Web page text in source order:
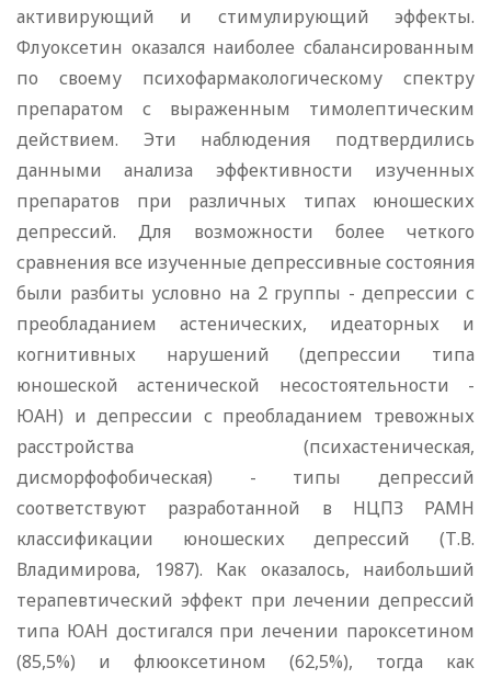
активирующий и стимулирующий эффекты.
Флуоксетин оказался наиболее сбалансированным
по своему психофармакологическому спектру
препаратом с выраженным тимолептическим
действием. Эти наблюдения подтвердились
данными анализа эффективности изученных
препаратов при различных типах юношеских
депрессий. Для возможности более четкого
сравнения все изученные депрессивные состояния
были разбиты условно на 2 группы - депрессии с
преобладанием астенических, идеаторных и
когнитивных нарушений (депрессии типа
юношеской астенической несостоятельности -
ЮАН) и депрессии с преобладанием тревожных
расстройства (психастеническая,
дисморфофобическая) - типы депрессий
соответствуют разработанной в НЦПЗ РАМН
классификации юношеских депрессий (Т.В.
Владимирова, 1987). Как оказалось, наибольший
терапевтический эффект при лечении депрессий
типа ЮАН достигался при лечении пароксетином
(85,5%) и флюоксетином (62,5%), тогда как